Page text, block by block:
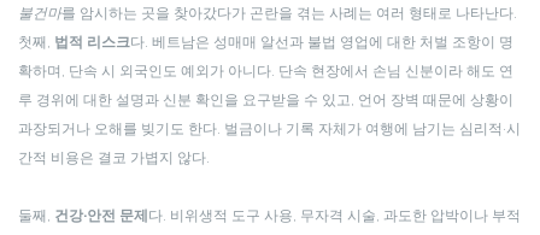
불건마를 암시하는 곳을 찾아갔다가 곤란을 겪는 사례는 여러 형태로 나타난다.
첫째, 법적 리스크다. 베트남은 성매매 알선과 불법 영업에 대한 처벌 조항이 명
확하며, 단속 시 외국인도 예외가 아니다. 단속 현장에서 손님 신분이라 해도 연
루 경위에 대한 설명과 신분 확인을 요구받을 수 있고, 언어 장벽 때문에 상황이
과장되거나 오해를 빚기도 한다. 벌금이나 기록 자체가 여행에 남기는 심리적·시
간적 비용은 결코 가볍지 않다.
둘째, 건강·안전 문제 다. 비위생적 도구 사용, 무자격 시술, 과도한 압박이나 부적